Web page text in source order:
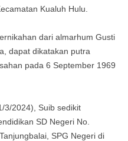
Kualuh Hulu.
dari almarhum Gusti
dapat dikatakan putra
pada 6 September 1969
3/2024), Suib sedikit
SD Negeri No.
SPG Negeri di